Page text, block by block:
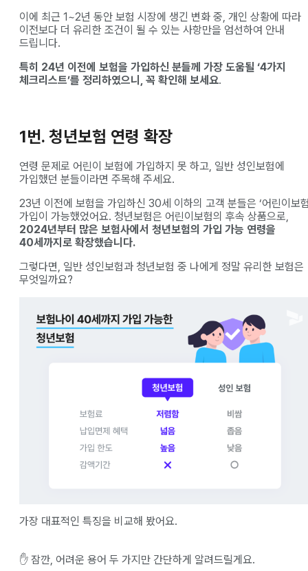
이에 최근 1~2년 동안 보험 시장에 생긴 변화 중, 개인 상황에 따라
이전보다 더 유리한 조건이 될 수 있는 사항만을 엄선하여 안내
드립니다.
특히 24년 이전에 보험을 가입하신 분들께 가장 도움될 ‘4가지
체크리스트’를 정리하였으니, 꼭 확인해 보세요.
1번. 청년보험 연령 확장
연령 문제로 어린이 보험에 가입하지 못 하고, 일반 성인보험에
가입했던 분들이라면 주목해 주세요.
23년 이전에 보험을 가입하신 30세 이하의 고객 분들은 ‘어린이보
가입이 가능했었어요. 청년보험은 어린이보험의 후속 상품으로,
2024년부터 많은 보험사에서 청년보험의 가입 가능 연령을
40세까지로 확장했습니다.
그렇다면, 일반 성인보험과 청년보험 중 나에게 정말 유리한 보험은
무엇일까요?
가장 대표적인 특징을 비교해 봤어요.
✋ 잠깐, 어려운 용어 두 가지만 간단하게 알려드릴게요.